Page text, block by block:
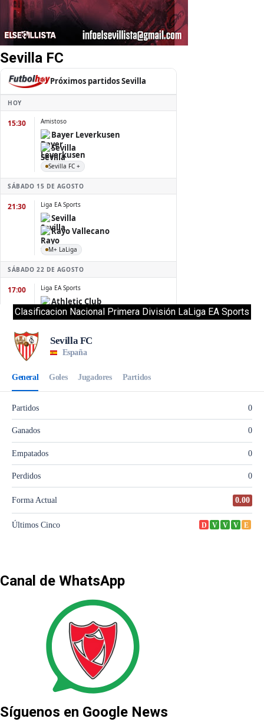
Sevilla FC
Clasificacion Nacional Primera División LaLiga EA Sports
Canal de WhatsApp
Síguenos en Google News